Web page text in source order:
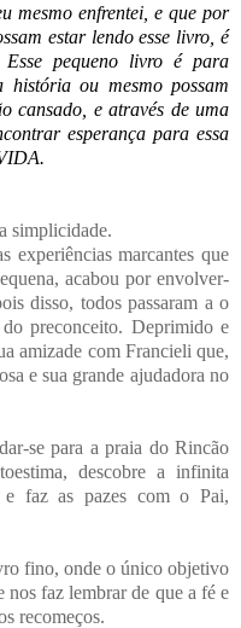
mesmo enfrentei, e que por
estar lendo esse livro, é
pequeno livro é para
história ou mesmo possam
cansado, e através de uma
esperança para essa
simplicidade.
experiências marcantes que
acabou por envolver-
disso, todos passaram a o
preconceito. Deprimido e
amizade com Francieli que,
e sua grande ajudadora no
se para a praia do Rincão
descobre a infinita
e faz as pazes com o Pai,
fino, onde o único objetivo
nos faz lembrar de que a fé e
recomeços.